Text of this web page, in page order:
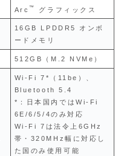
Arc ™ グラフィックス
16GB LPDDR5 オンボ
ードメモリ
512GB（M.2 NVMe）
Wi-Fi 7*（11be）、
Bluetooth 5.4
*：日本国内ではWi-Fi
6E/6/5/4のみ対応
Wi-Fi 7は法令上6GHz
帯・320MHz幅に対応し
た国のみ使用可能